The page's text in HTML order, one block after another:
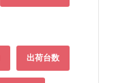
出荷台数